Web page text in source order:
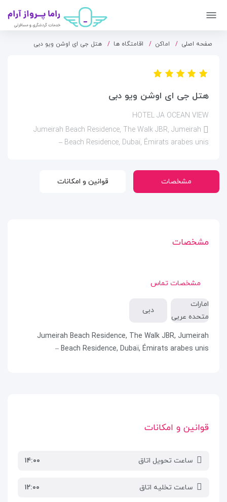
صفحه اصلی اماکن اقامتگاه ها هتل جی ای اوشن ویو دبی
هتل جی ای اوشن ویو دبی
HOTEL JA OCEAN VIEW
Jumeirah Beach Residence, The Walk JBR, Jumeirah
Beach Residence, Dubaï, Émirats arabes unis –
مشخصات قوانین و امکانات
مشخصات
مشخصات تماس
امارات
متحده عربی
دبی
Jumeirah Beach Residence, The Walk JBR, Jumeirah
Beach Residence, Dubaï, Émirats arabes unis –
قوانین و امکانات
ساعت تحویل اتاق ۱۴:۰۰
ساعت تخلیه اتاق ۱۲:۰۰